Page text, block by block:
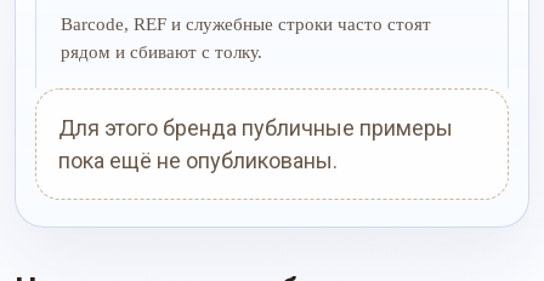
Barcode, REF и служебные строки часто стоят
рядом и сбивают с толку.
Для этого бренда публичные примеры
пока ещё не опубликованы.